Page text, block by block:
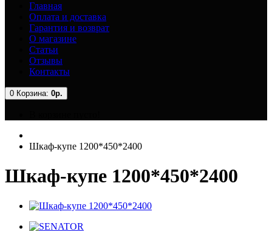
Главная
Оплата и доставка
Гарантия и возврат
О магазине
Статьи
Отзывы
Контакты
0 Корзина: 0р.
Шкаф-купе 1200*450*2400
Шкаф-купе 1200*450*2400